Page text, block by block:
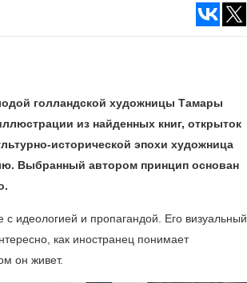
голландской художницы Тамары
из найденных книг, открыток
исторической эпохи художница
Выбранный автором принцип основан
с идеологией и пропагандой. Его визуальный
как иностранец понимает
он живет.